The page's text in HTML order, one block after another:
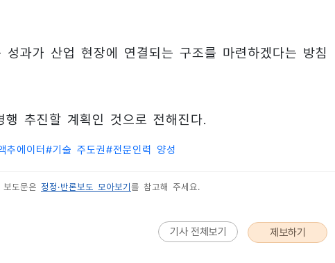
과가 산업 현장에 연결되는 구조를 마련하겠다는 방침
추진할 계획인 것으로 전해진다.
추에이터 #기술 주도권#전문인력 양성
도문은 정정·반론보도 모아보기 를 참고해 주세요.
기사 전체보기 제보하기